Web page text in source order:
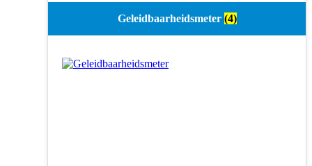
Geleidbaarheidsmeter (4)